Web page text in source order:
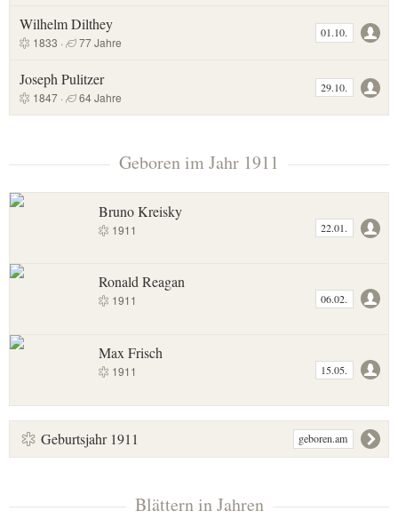
Wilhelm Dilthey
1833 · 77 Jahre
01.10.
Joseph Pulitzer
1847 · 64 Jahre
29.10.
Geboren im Jahr 1911
Bruno Kreisky
1911 22.01.
Ronald Reagan
1911 06.02.
Max Frisch
1911 15.05.
Geburtsjahr 1911 geboren.am
Blättern in Jahren